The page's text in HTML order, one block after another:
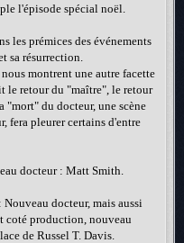
l'épisode spécial noël.
les prémices des événements
sa résurrection.
montrent une autre facette
le retour du "maître", le retour
"mort" du docteur, une scène
fera pleurer certains d'entre
docteur : Matt Smith.
docteur, mais aussi
coté production, nouveau
de Russel T. Davis.